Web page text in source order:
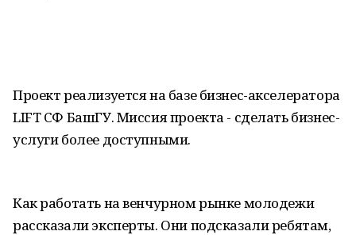
Проект реализуется на базе бизнес-акселератора
LIFT СФ БашГУ. Миссия проекта - сделать бизнес-
услуги более доступными.
Как работать на венчурном рынке молодежи
рассказали эксперты. Они подсказали ребятам,